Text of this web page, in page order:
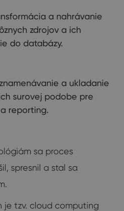
a nahrávanie
zdrojov a ich
do databázy.
a ukladanie
surovej podobe pre
reporting.
sa proces
spresnil a stal sa
je tzv. cloud computing